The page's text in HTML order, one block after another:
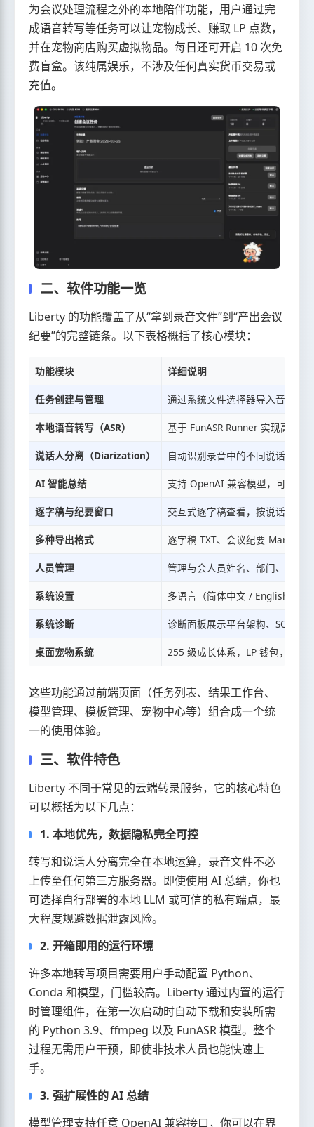
为会议处理流程之外的本地陪伴功能，用户通过完
成语音转写等任务可以让宠物成长、赚取 LP 点数，
并在宠物商店购买虚拟物品。每日还可开启 10 次免
费盲盒。该纯属娱乐，不涉及任何真实货币交易或
充值。
二、软件功能一览
Liberty 的功能覆盖了从“拿到录音文件”到“产出会议
纪要”的完整链条。以下表格概括了核心模块：
功能模块 详细说明
任务创建与管理 通过系统文件选择器导入音视频
本地语音转写（ASR） 基于 FunASR Runner 实现高精
说话人分离（Diarization） 自动识别录音中的不同说话人并
AI 智能总结 支持 OpenAI 兼容模型，可自由
逐字稿与纪要窗口 交互式逐字稿查看，按说话人筛
多种导出格式 逐字稿 TXT、会议纪要
人员管理 管理与会人员姓名、部门、排序
系统设置 多语言（简体中文 / English）、
系统诊断 诊断面板展示平台架构、SQLite
桌面宠物系统 255 级成长体系，LP 钱包，宠
这些功能通过前端页面（任务列表、结果工作台、
模型管理、模板管理、宠物中心等）组合成一个统
一的使用体验。
三、软件特色
Liberty 不同于常见的云端转录服务，它的核心特色
可以概括为以下几点：
1. 本地优先，数据隐私完全可控
转写和说话人分离完全在本地运算，录音文件不必
上传至任何第三方服务器。即使使用 AI 总结，你也
可选择自行部署的本地 LLM 或可信的私有端点，最
大程度规避数据泄露风险。
2. 开箱即用的运行环境
许多本地转写项目需要用户手动配置 Python、
Conda 和模型，门槛较高。Liberty 通过内置的运行
时管理组件，在第一次启动时自动下载和安装所需
的 Python 3.9、ffmpeg 以及 FunASR 模型。整个
过程无需用户干预，即使非技术人员也能快速上
手。
3. 强扩展性的 AI 总结
模型管理支持任意 OpenAI 兼容接口，你可以在界